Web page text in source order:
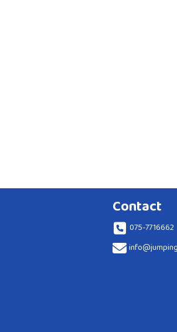
Contact
075-7716662